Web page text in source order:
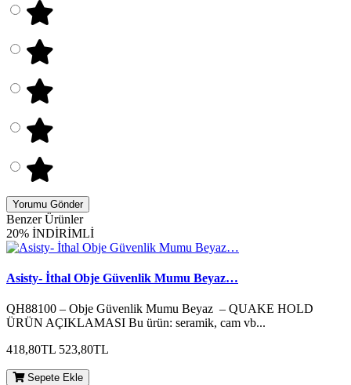
Yorumu Gönder
Benzer Ürünler
20% İNDİRİMLİ
Asisty- İthal Obje Güvenlik Mumu Beyaz…
QH88100 – Obje Güvenlik Mumu Beyaz – QUAKE HOLD
ÜRÜN AÇIKLAMASI Bu ürün: seramik, cam vb...
418,80TL 523,80TL
Sepete Ekle